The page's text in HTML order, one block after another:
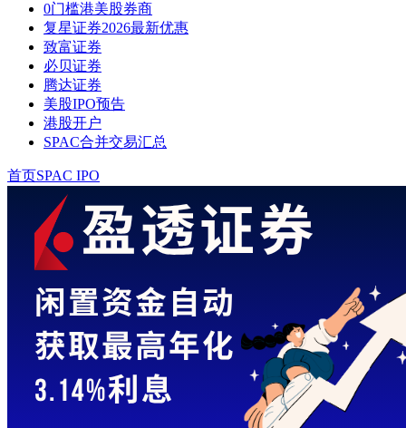
0门槛港美股券商
复星证券2026最新优惠
致富证券
必贝证券
腾达证券
美股IPO预告
港股开户
SPAC合并交易汇总
首页SPAC IPO